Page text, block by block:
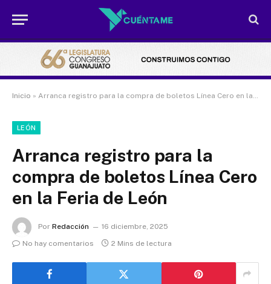
Inicio » Arranca registro para la compra de boletos Línea Cero en la Feria de León
LEÓN
Arranca registro para la
compra de boletos Línea Cero
en la Feria de León
Por Redacción
16 diciembre, 2025
No hay comentarios
2 Mins de lectura